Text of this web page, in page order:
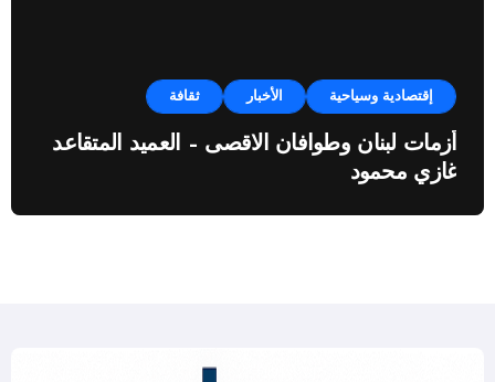
إقتصادية وسياحية الأخبار ثقافة
أزمات لبنان وطوافان الاقصى – العميد المتقاعد
غازي محمود